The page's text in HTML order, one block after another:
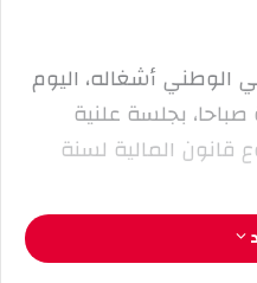
أشغاله، اليوم
بجلسة علنية
المالية لسنة